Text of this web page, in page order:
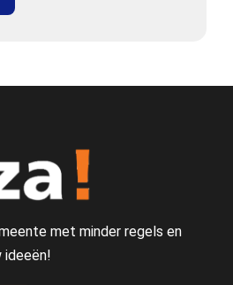
met minder regels en
ideeën!